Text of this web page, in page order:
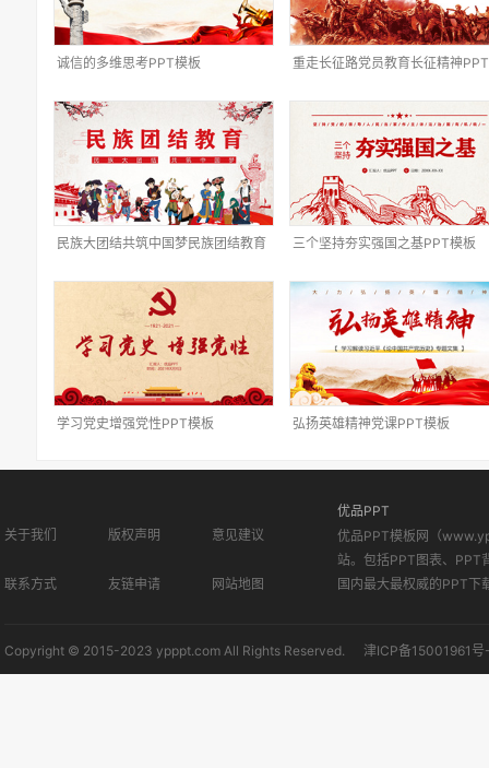
诚信的多维思考PPT模板
重走长征路党员教育长征精神
民族大团结共筑中国梦民族团结教育
三个坚持夯实强国之基PPT模板
学习党史增强党性PPT模板 弘扬英雄精神党课PPT模板
关于我们 版权声明 意见建议
联系方式 友链申请 网站地图
优品PPT
优品PPT模板网（
站。包括PPT图表、PPT
国内最大最权威的PPT下
Copyright © 2015-2023 ypppt.com All Rights Reserved. 津ICP备15001961号